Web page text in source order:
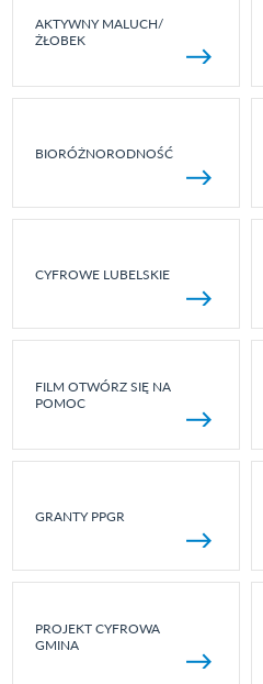
AKTYWNY MALUCH/
ŻŁOBEK
BIORÓŻNORODNOŚĆ
CYFROWE LUBELSKIE
FILM OTWÓRZ SIĘ NA
POMOC
GRANTY PPGR
PROJEKT CYFROWA
GMINA